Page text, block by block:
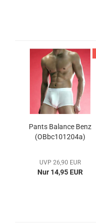
Pants Balance Benz
(OBbc101204a)
UVP 26,90 EUR
Nur 14,95 EUR